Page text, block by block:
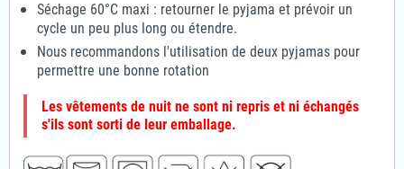
Séchage 60°C maxi : retourner le pyjama et prévoir un
cycle un peu plus long ou étendre.
Nous recommandons l'utilisation de deux pyjamas pour
permettre une bonne rotation
Les vêtements de nuit ne sont ni repris et ni échangés
s'ils sont sorti de leur emballage.